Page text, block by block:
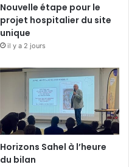
Nouvelle étape pour le
projet hospitalier du site
unique
il y a 2 jours
Horizons Sahel à l’heure
du bilan